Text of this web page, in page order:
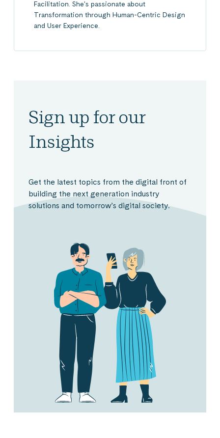
Facilitation. She's passionate about
Transformation through Human-Centric Design
and User Experience.
Sign up for our
Insights
Get the latest topics from the digital front of
building the next generation industry
solutions and tomorrow’s digital society.